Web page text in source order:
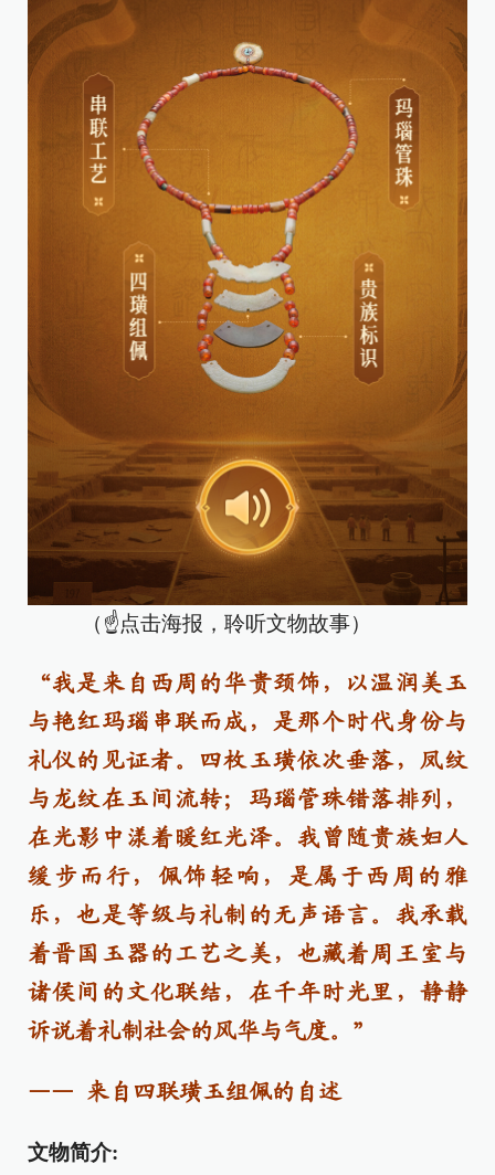
（☝点击海报，聆听文物故事）
“我是来自西周的华贵颈饰，以温润美玉
与艳红玛瑙串联而成，是那个时代身份与
礼仪的见证者。四枚玉璜依次垂落，凤纹
与龙纹在玉间流转；玛瑙管珠错落排列，
在光影中漾着暖红光泽。我曾随贵族妇人
缓步而行，佩饰轻响，是属于西周的雅
乐，也是等级与礼制的无声语言。我承载
着晋国玉器的工艺之美，也藏着周王室与
诸侯间的文化联结，在千年时光里，静静
诉说着礼制社会的风华与气度。”
—— 来自四联璜玉组佩的自述
文物简介: